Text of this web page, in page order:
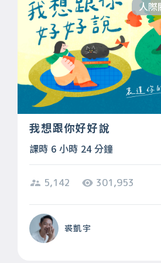
人際
我想跟你好好說
課時 6 小時 24 分鐘
5,142 301,953
裘凱宇